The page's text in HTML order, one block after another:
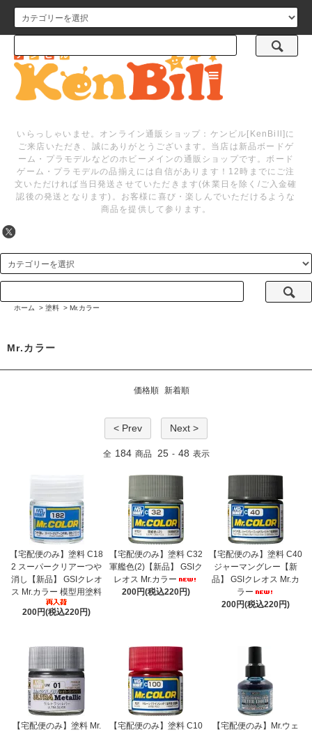
メニュー
いらっしゃいませ。オンライン通販ショップ：ケンビル[KenBill]に
ご来店いただき、誠にありがとうございます。当店は新品ボードゲ
ーム・プラモデルなどのホビーメインの通販ショップです。ボード
ゲーム・プラモデルの品揃えには自信があります！12時までにご注
文いただければ当日発送させていただきます(休業日を除く/ご入金確
認後の発送となります)。お客様に喜び・楽しんでいただけるような
商品を提供して参ります。
ホーム > 塗料 > Mr.カラー
Mr.カラー
価格順 新着順
< Prev Next >
全 184 商品 25 - 48 表示
【宅配便のみ】塗料 C18
2 スーパークリアーつや
消し【新品】 GSIクレオ
ス Mr.カラー 模型用塗料
200円(税込220円)
【宅配便のみ】塗料 C32
軍艦色(2)【新品】 GSIク
レオス Mr.カラー
200円(税込220円)
【宅配便のみ】塗料 C40
ジャーマングレー【新
品】 GSIクレオス Mr.カ
ラー
200円(税込220円)
【宅配便のみ】塗料 Mr.
【宅配便のみ】塗料 C10
【宅配便のみ】Mr.ウェ